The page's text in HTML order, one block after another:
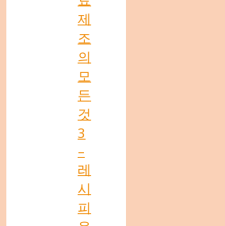
제
조
의
모
든
것
3
–
레
시
피